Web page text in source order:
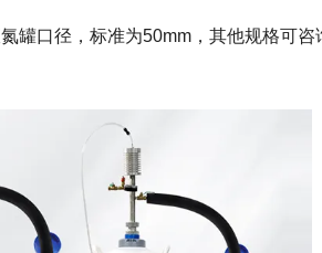
罐口径，标准为50mm，其他规格可咨